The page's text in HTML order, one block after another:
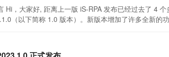
Hi，大家好, 距离上一版 iS-RPA 发布已经过去了 4
（以下简称 1.0 版本）。新版本增加了许多全新的